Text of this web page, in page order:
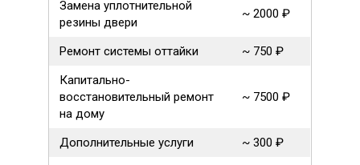
Замена уплотнительной
резины двери
~ 2000 ₽
Ремонт системы оттайки
~ 750 ₽
Капитально-
восстановительный ремонт
на дому
~ 7500 ₽
Дополнительные услуги
~ 300 ₽